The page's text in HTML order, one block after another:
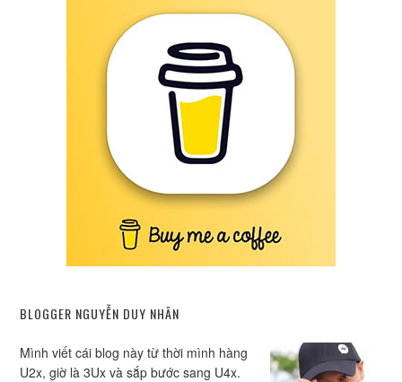
BLOGGER NGUYỄN DUY NHÂN
Mình viết cái blog này từ thời mình hàng
U2x, giờ là 3Ux và sắp bước sang U4x.